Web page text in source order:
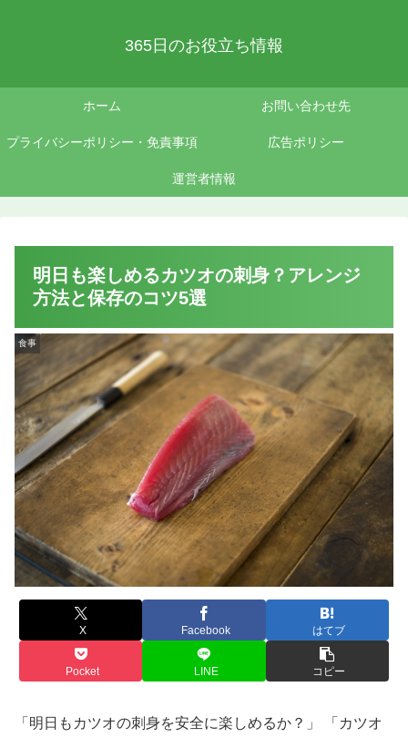
365日のお役立ち情報
ホーム お問い合わせ先
プライバシーポリシー・免責事項 広告ポリシー
運営者情報
明日も楽しめるカツオの刺身？アレンジ
方法と保存のコツ5選
食事
X Facebook はてブ
Pocket LINE コピー
「明日もカツオの刺身を安全に楽しめるか？」 「カツオ